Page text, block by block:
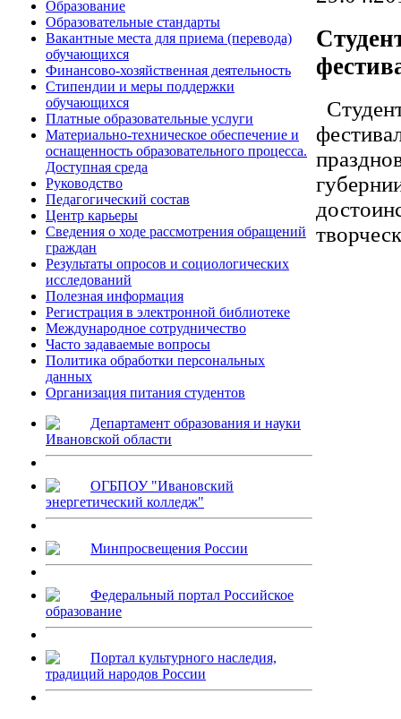
Образование
Образовательные стандарты
Вакантные места для приема (перевода)
обучающихся
Финансово-хозяйственная деятельность
Стипендии и меры поддержки
обучающихся
Платные образовательные услуги
Материально-техническое обеспечение и
оснащенность образовательного процесса.
Доступная среда
Руководство
Педагогический состав
Центр карьеры
Сведения о ходе рассмотрения обращений
граждан
Результаты опросов и социологических
исследований
Полезная информация
Регистрация в электронной библиотеке
Международное сотрудничество
Часто задаваемые вопросы
Политика обработки персональных
данных
Организация питания студентов
Департамент образования и науки
Ивановской области
ОГБПОУ "Ивановский
энергетический колледж"
Минпросвещения России
Федеральный портал Российское
образование
Портал культурного наследия,
традиций народов России